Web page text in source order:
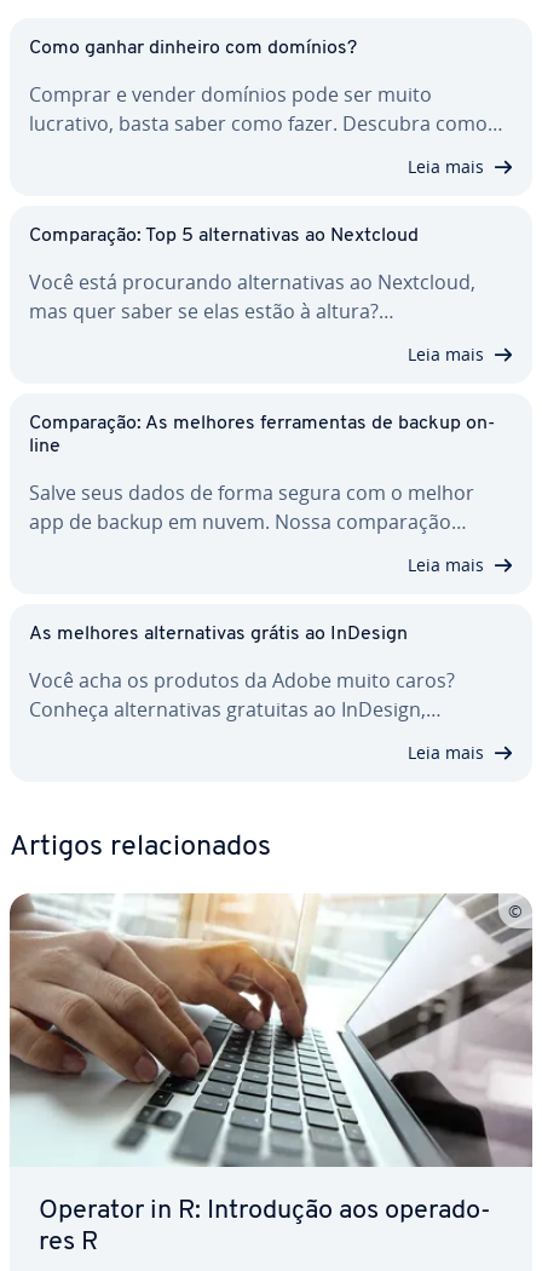
Como ganhar dinheiro com domínios?
Comprar e vender domínios pode ser muito
lucrativo, basta saber como fazer. Descubra como…
Leia mais
Com­pa­ra­ção: Top 5 al­ter­na­ti­vas ao Nextcloud
Você está pro­cu­rando al­ter­na­ti­vas ao Nextcloud,
mas quer saber se elas estão à altura?…
Leia mais
Com­pa­ra­ção: As melhores fer­ra­men­tas de backup on-
line
Salve seus dados de forma segura com o melhor
app de backup em nuvem. Nossa com­pa­ra­ção…
Leia mais
As melhores al­ter­na­ti­vas grátis ao InDesign
Você acha os produtos da Adobe muito caros?
Conheça al­ter­na­ti­vas gratuitas ao InDesign,…
Leia mais
Artigos re­la­ci­o­na­dos
Operator in R: In­tro­du­ção aos ope­ra­do­
res R